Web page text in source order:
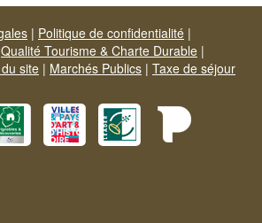
| Politique de confidentialité |
Qualité Tourisme & Charte Durable |
site | Marchés Publics | Taxe de séjour